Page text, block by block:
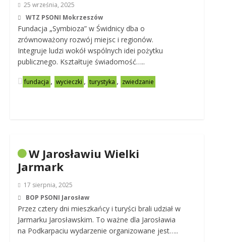
25 września, 2025
WTZ PSONI Mokrzeszów
Fundacja „Symbioza” w Świdnicy dba o
zrównoważony rozwój miejsc i regionów.
Integruje ludzi wokół wspólnych idei pożytku
publicznego. Kształtuje świadomość…..
fundacja , wycieczki , turystyka , zwiedzanie
W Jarosławiu Wielki
Jarmark
17 sierpnia, 2025
BOP PSONI Jarosław
Przez cztery dni mieszkańcy i turyści brali udział w
Jarmarku Jarosławskim. To ważne dla Jarosławia
na Podkarpaciu wydarzenie organizowane jest…..